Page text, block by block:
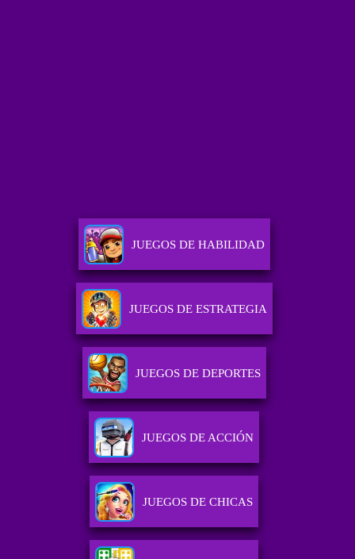
JUEGOS DE HABILIDAD
JUEGOS DE ESTRATEGIA
JUEGOS DE DEPORTES
JUEGOS DE ACCIÓN
JUEGOS DE CHICAS